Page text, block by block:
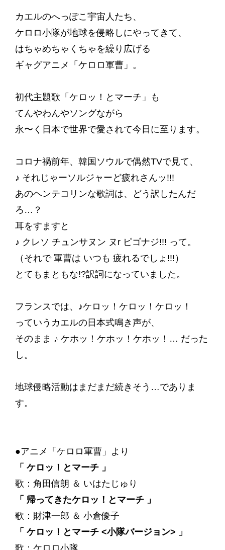
カエルのへっぽこ宇宙人たち、
ケロロ小隊が地球を侵略しにやってきて、
はちゃめちゃくちゃを繰り広げる
ギャグアニメ「ケロロ軍曹」。
初代主題歌「ケロッ！とマーチ」も
てんやわんやソングながら
永〜く日本で世界で愛されて今日に至ります。
コロナ禍前年、韓国ソウルで偶然TVで見て、
♪ それじゃーソルジャーど疲れさんッ!!!
あのヘンテコリンな歌詞は、どう訳したんだ
ろ…？
耳をすますと
♪ クレソ チュンサヌン ヌr ピゴナジ!!! って。
（それで 軍曹は いつも 疲れるでしょ!!!）
とてもまともな!?訳詞になっていました。
フランスでは、♪ケロッ！ケロッ！ケロッ！
っていうカエルの日本式鳴き声が、
そのまま ♪ ケホッ！ケホッ！ケホッ！… だった
し。
地球侵略活動はまだまだ続きそう…でありま
す。
●アニメ「ケロロ軍曹」より
「 ケロッ！とマーチ 」
歌：角田信朗 ＆ いはたじゅり
「 帰ってきたケロッ！とマーチ 」
歌：財津一郎 ＆ 小倉優子
「 ケロッ！とマーチ <小隊バージョン> 」
歌：ケロロ小隊